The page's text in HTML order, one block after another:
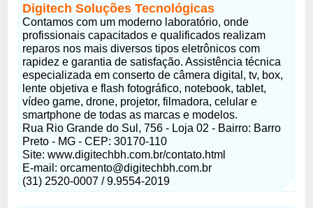
Digitech Soluções Tecnológicas
Contamos com um moderno laboratório, onde
profissionais capacitados e qualificados realizam
reparos nos mais diversos tipos eletrônicos com
rapidez e garantia de satisfação. Assistência técnica
especializada em conserto de câmera digital, tv, box,
lente objetiva e flash fotográfico, notebook, tablet,
vídeo game, drone, projetor, filmadora, celular e
smartphone de todas as marcas e modelos.
Rua Rio Grande do Sul, 756 - Loja 02 - Bairro: Barro
Preto - MG - CEP: 30170-110
Site: www.digitechbh.com.br/contato.html
E-mail:orcamento@digitechbh.com.br
(31) 2520-0007 / 9.9554-2019